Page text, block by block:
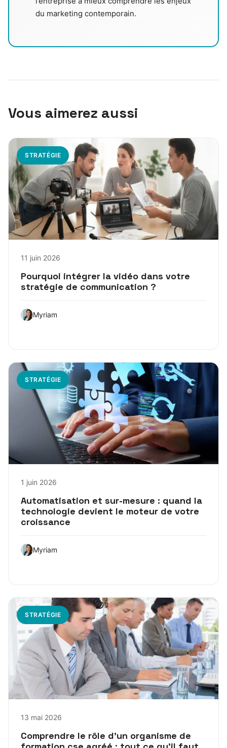
du marketing contemporain.
Vous aimerez aussi
STRATÉGIE
11 juin 2026
Pourquoi intégrer la vidéo dans votre
stratégie de communication ?
Myriam
STRATÉGIE
1 juin 2026
Automatisation et sur-mesure : quand la
technologie devient le moteur de votre
croissance
Myriam
STRATÉGIE
13 mai 2026
Comprendre le rôle d’un organisme de